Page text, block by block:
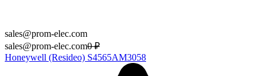
sales@prom-elec.com
sales@prom-elec.com0 ₽
Honeywell (Resideo) S4565AM3058